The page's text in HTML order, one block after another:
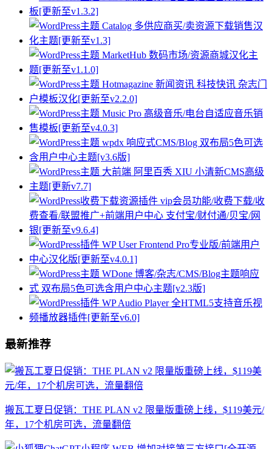
最新推荐
搬瓦工夏日促销：THE PLAN v2 限量版重磅上线，$119美元/
年，17个机房可选，流量翻倍